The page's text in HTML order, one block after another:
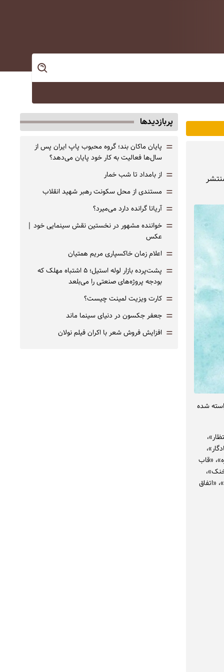
شده
«قاب
«اتفاق
پربازدیدها
= پایان ماکان بند؛ گروه محبوب پاپ ایران پس از
سال‌ها فعالیت به کار خود پایان می‌دهد؟
= از بامداد تا شب خمار
= مستندی از محل سکونت رهبر شهید انقلاب
= آریانا گرانده دارد می‌میرد؟
= خواننده مشهور در نخستین نقش سینمایی خود |‌
عکس
= اعلام زمان خاکسپاری مریم همتیان
=
پشت‌پرده بازار لوله استیل؛ ۵ اشتباه مهلک که
بودجه پروژه‌های صنعتی را می‌بلعد
= کارت ویزیت لمینت چیست؟
= جعفر جکسون در دنیای سینما ماند
= افزایش فروش شعر با اکران فیلم نولان